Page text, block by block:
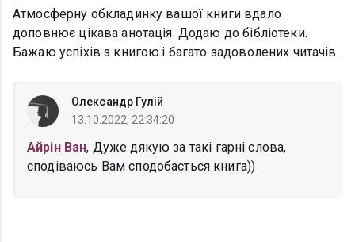
Атмосферну обкладинку вашої книги вдало
доповнює цікава анотація. Додаю до бібліотеки.
Бажаю успіхів з книгою.і багато задоволених читачів.
Олександр Гулій
13.10.2022, 22:34:20
Айрін Ван, Дуже дякую за такі гарні слова,
сподіваюсь Вам сподобається книга))